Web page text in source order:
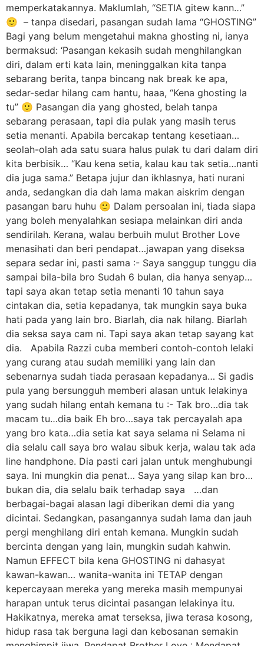
memperkatakannya. Maklumlah, “SETIA gitew kann…”
🙂 – tanpa disedari, pasangan sudah lama “GHOSTING”
Bagi yang belum mengetahui makna ghosting ni, ianya
bermaksud: ‘Pasangan kekasih sudah menghilangkan
diri, dalam erti kata lain, meninggalkan kita tanpa
sebarang berita, tanpa bincang nak break ke apa,
sedar-sedar hilang cam hantu, haaa, “Kena ghosting la
tu” 🙂 Pasangan dia yang ghosted, belah tanpa
sebarang perasaan, tapi dia pulak yang masih terus
setia menanti. Apabila bercakap tentang kesetiaan…
seolah-olah ada satu suara halus pulak tu dari dalam diri
kita berbisik… “Kau kena setia, kalau kau tak setia…nanti
dia juga sama.” Betapa jujur dan ikhlasnya, hati nurani
anda, sedangkan dia dah lama makan aiskrim dengan
pasangan baru huhu 🙂 Dalam persoalan ini, tiada siapa
yang boleh menyalahkan sesiapa melainkan diri anda
sendirilah. Kerana, walau berbuih mulut Brother Love
menasihati dan beri pendapat…jawapan yang diseksa
separa sedar ini, pasti sama :- Saya sanggup tunggu dia
sampai bila-bila bro Sudah 6 bulan, dia hanya senyap…
tapi saya akan tetap setia menanti 10 tahun saya
cintakan dia, setia kepadanya, tak mungkin saya buka
hati pada yang lain bro. Biarlah, dia nak hilang. Biarlah
dia seksa saya cam ni. Tapi saya akan tetap sayang kat
dia. Apabila Razzi cuba memberi contoh-contoh lelaki
yang curang atau sudah memiliki yang lain dan
sebenarnya sudah tiada perasaan kepadanya… Si gadis
pula yang bersungguh memberi alasan untuk lelakinya
yang sudah hilang entah kemana tu :- Tak bro…dia tak
macam tu…dia baik Eh bro…saya tak percayalah apa
yang bro kata…dia setia kat saya selama ni Selama ni
dia selalu call saya bro walau sibuk kerja, walau tak ada
line handphone. Dia pasti cari jalan untuk menghubungi
saya. Ini mungkin dia penat… Saya yang silap kan bro…
bukan dia, dia selalu baik terhadap saya …dan
berbagai-bagai alasan lagi diberikan demi dia yang
dicintai. Sedangkan, pasangannya sudah lama dan jauh
pergi menghilang diri entah kemana. Mungkin sudah
bercinta dengan yang lain, mungkin sudah kahwin.
Namun EFFECT bila kena GHOSTING ni dahasyat
kawan-kawan… wanita-wanita ini TETAP dengan
kepercayaan mereka yang mereka masih mempunyai
harapan untuk terus dicintai pasangan lelakinya itu.
Hakikatnya, mereka amat terseksa, jiwa terasa kosong,
hidup rasa tak berguna lagi dan kebosanan semakin